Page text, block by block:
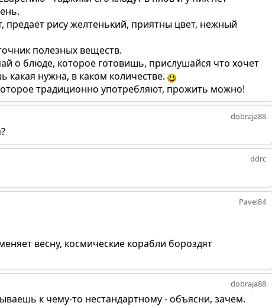
рису желтенький, приятны цвет, нежный
полезных веществ.
о блюде, которое готовишь, прислушайся что хочет
нужна, в каком количестве.
традиционно употребляют, прожить можно!
dobraja88
ddrc
Pavel84
весну, космические корабли бороздят
dobraja88
к чему-то нестандартному - объясни, зачем.